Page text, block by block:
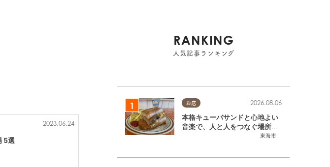
2023.06.24
5選
RANKING
人気記事ランキング
お店
東海市
2026.08.06
本格キューバサンドと心地よい
音楽で、人と人をつなぐ場所。
東海市「JAMMIN'STANDHOU